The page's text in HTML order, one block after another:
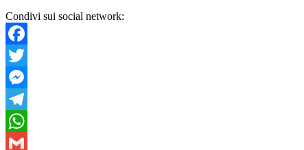
Condivi sui social network:
Facebook
Twitter
Messenger
Telegram
WhatsApp